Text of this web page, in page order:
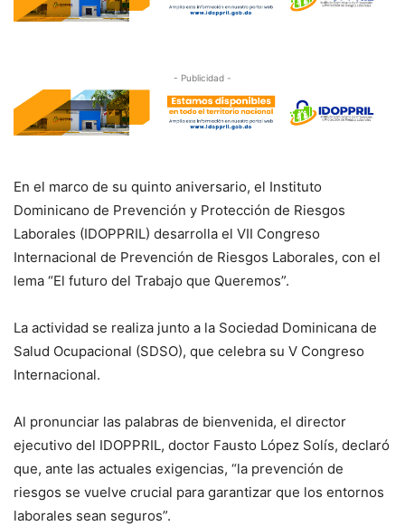
- Publicidad -
En el marco de su quinto aniversario, el Instituto
Dominicano de Prevención y Protección de Riesgos
Laborales (IDOPPRIL) desarrolla el VII Congreso
Internacional de Prevención de Riesgos Laborales, con el
lema “El futuro del Trabajo que Queremos”.
La actividad se realiza junto a la Sociedad Dominicana de
Salud Ocupacional (SDSO), que celebra su V Congreso
Internacional.
Al pronunciar las palabras de bienvenida, el director
ejecutivo del IDOPPRIL, doctor Fausto López Solís, declaró
que, ante las actuales exigencias, “la prevención de
riesgos se vuelve crucial para garantizar que los entornos
laborales sean seguros”.